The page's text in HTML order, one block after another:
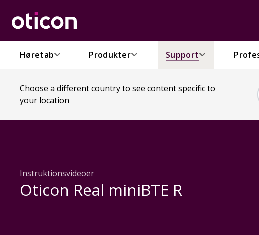
Høretab Produkter Support
Choose a different country to see content specific to
your location
Instruktionsvideoer
Oticon Real miniBTE R